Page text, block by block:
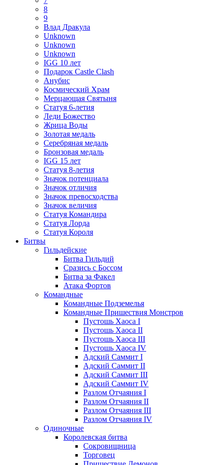
8
9
Влад Дракула
Unknown
Unknown
Unknown
IGG 10 лет
Подарок Castle Clash
Анубис
Космический Храм
Мерцающая Святыня
Статуя 6-летия
Леди Божество
Жрица Воды
Золотая медаль
Серебряная медаль
Бронзовая медаль
IGG 15 лет
Статуя 8-летия
Значок потенциала
Значок отличия
Значок превосходства
Значок величия
Статуя Командира
Статуя Лорда
Статуя Короля
Битвы
Гильдейские
Битва Гильдий
Сразись с Боссом
Битва за Факел
Атака Фортов
Командные
Командные Подземелья
Командные Пришествия Монстров
Пустошь Хаоса I
Пустошь Хаоса II
Пустошь Хаоса III
Пустошь Хаоса IV
Адский Саммит I
Адский Саммит II
Адский Саммит III
Адский Саммит IV
Разлом Отчаяния I
Разлом Отчаяния II
Разлом Отчаяния III
Разлом Отчаяния IV
Одиночные
Королевская битва
Сокровищница
Торговец